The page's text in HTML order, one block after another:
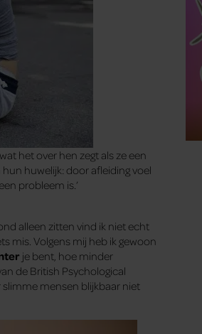
het over hen zegt als ze een
huwelijk: door afleiding voel
probleem is.’
alleen zitten vind ik niet echt
mis. Volgens mij heb ik gewoon
je bent, hoe minder
de British Psychological
slimme mensen blijkbaar niet